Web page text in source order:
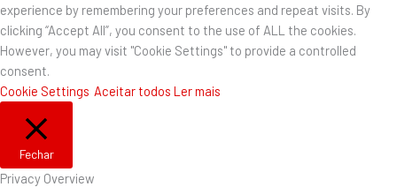
experience by remembering your preferences and repeat visits. By
clicking “Accept All”, you consent to the use of ALL the cookies.
However, you may visit "Cookie Settings" to provide a controlled
consent.
Cookie Settings Aceitar todos Ler mais
Fechar
Privacy Overview